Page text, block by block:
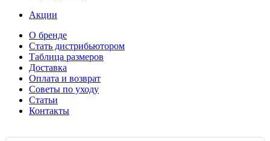
Акции
О бренде
Стать дистрибьютором
Таблица размеров
Доставка
Оплата и возврат
Советы по уходу
Статьи
Контакты